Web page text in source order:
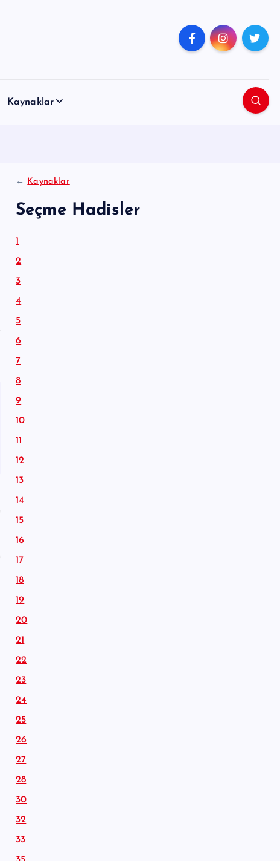
Kaynaklar
← Kaynaklar
Seçme Hadisler
1
2
3
4
5
6
7
8
9
10
11
12
13
14
15
16
17
18
19
20
21
22
23
24
25
26
27
28
30
32
33